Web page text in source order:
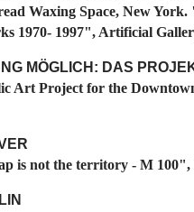
Waxing Space, New York.
1970- 1997", Artificial
MÖGLICH: DAS
Art Project for the
is not the territory - M 100",